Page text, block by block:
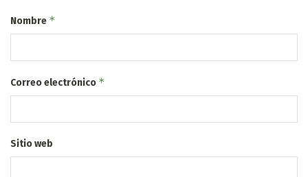
Nombre *
Correo electrónico *
Sitio web